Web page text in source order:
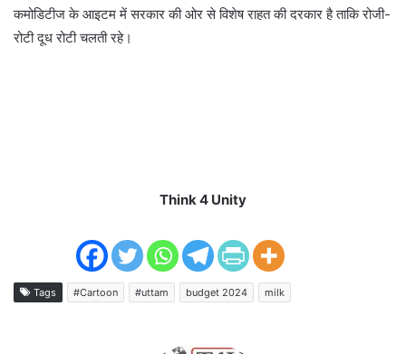
कमोडिटीज के आइटम में सरकार की ओर से विशेष राहत की दरकार है ताकि रोजी-
रोटी दूध रोटी चलती रहे।
Think 4 Unity
Tags #Cartoon #uttam budget 2024 milk